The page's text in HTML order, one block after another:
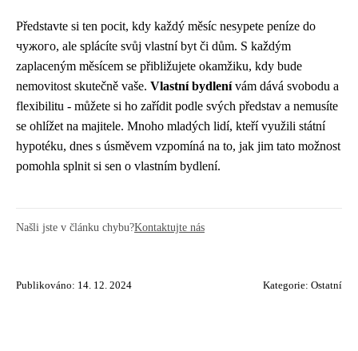
Představte si ten pocit, kdy každý měsíc nesypete peníze do
чужого, ale splácíte svůj vlastní byt či dům. S každým
zaplaceným měsícem se přibližujete okamžiku, kdy bude
nemovitost skutečně vaše. Vlastní bydlenívám dává svobodu a
flexibilitu - můžete si ho zařídit podle svých představ a nemusíte
se ohlížet na majitele. Mnoho mladých lidí, kteří využili státní
hypotéku, dnes s úsměvem vzpomíná na to, jak jim tato možnost
pomohla splnit si sen o vlastním bydlení.
Našli jste v článku chybu?Kontaktujte nás
Publikováno: 14. 12. 2024 Kategorie: Ostatní